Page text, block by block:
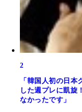
2
「韓国人初の日
した週プレに凱旋
なかったです」